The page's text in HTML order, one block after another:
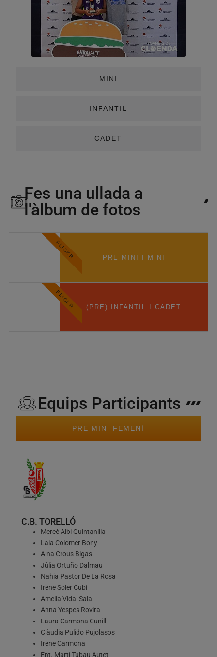
MINI
INFANTIL
CADET
Fes una ullada a
l'àlbum de fotos
PRE-MINI I MINI
FLICKR
(PRE) INFANTIL I CADET
FLICKR
Equips Participants
PRE MINI FEMENÍ
C.B. TORELLÓ
Mercè Albi Quintanilla
Laia Colomer Bony
Aina Crous Bigas
Júlia Ortuño Dalmau
Nahia Pastor De La Rosa
Irene Soler Cubí
Amelia Vidal Sala
Anna Yespes Rovira
Laura Carmona Cunill
Clàudia Pulido Pujolasos
Irene Carmona
Ent. Martí Tubau Autet